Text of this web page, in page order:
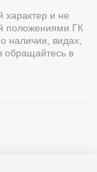
и не
положениями ГК
наличии, видах,
обращайтесь в